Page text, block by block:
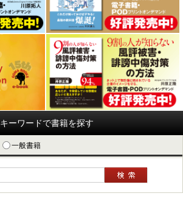
キーワードで書籍を探す
一般書籍